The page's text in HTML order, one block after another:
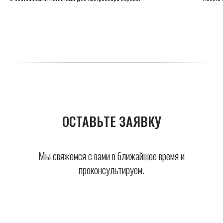
ОСТАВЬТЕ ЗАЯВКУ
Мы свяжемся с вами в ближайшее время и
проконсультируем.